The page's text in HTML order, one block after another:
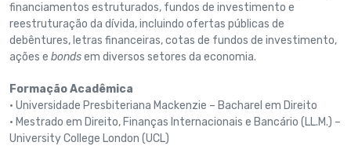
financiamentos estruturados, fundos de investimento e
reestruturação da dívida, incluindo ofertas públicas de
debêntures, letras financeiras, cotas de fundos de investimento,
ações e bondsem diversos setores da economia.
Formação Acadêmica
• Universidade Presbiteriana Mackenzie – Bacharel em Direito
• Mestrado em Direito, Finanças Internacionais e Bancário (LL.M.) –
University College London (UCL)